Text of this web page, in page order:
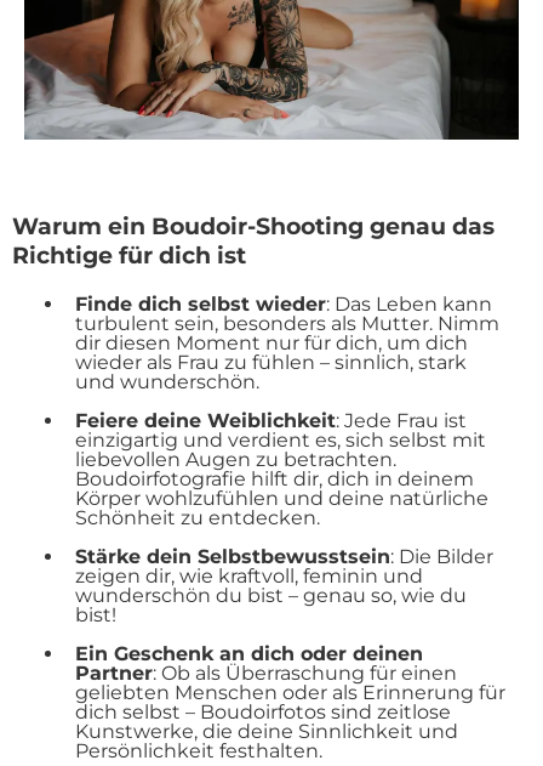
Warum ein Boudoir-Shooting genau das
Richtige für dich ist
Finde dich selbst wieder: Das Leben kann
turbulent sein, besonders als Mutter. Nimm
dir diesen Moment nur für dich, um dich
wieder als Frau zu fühlen – sinnlich, stark
und wunderschön.
Feiere deine Weiblichkeit: Jede Frau ist
einzigartig und verdient es, sich selbst mit
liebevollen Augen zu betrachten.
Boudoirfotografie hilft dir, dich in deinem
Körper wohlzufühlen und deine natürliche
Schönheit zu entdecken.
Stärke dein Selbstbewusstsein: Die Bilder
zeigen dir, wie kraftvoll, feminin und
wunderschön du bist – genau so, wie du
bist!
Ein Geschenk an dich oder deinen
Partner: Ob als Überraschung für einen
geliebten Menschen oder als Erinnerung für
dich selbst – Boudoirfotos sind zeitlose
Kunstwerke, die deine Sinnlichkeit und
Persönlichkeit festhalten.